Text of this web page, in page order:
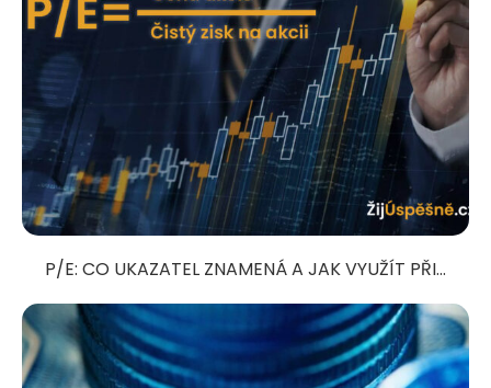
P/E: CO UKAZATEL ZNAMENÁ A JAK VYUŽÍT PŘI...